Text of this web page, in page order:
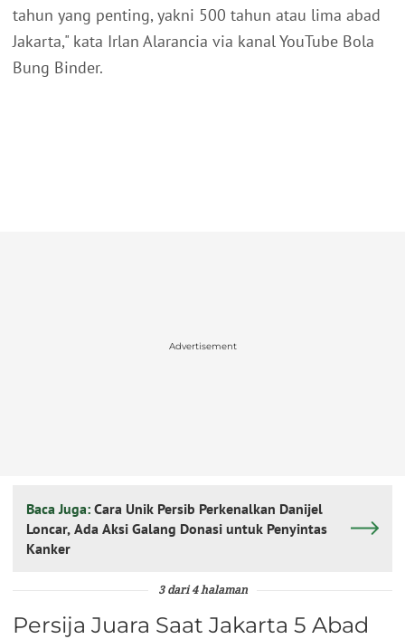
tahun yang penting, yakni 500 tahun atau lima abad
Jakarta," kata Irlan Alarancia via kanal YouTube Bola
Bung Binder.
Advertisement
Baca Juga: Cara Unik Persib Perkenalkan Danijel
Loncar, Ada Aksi Galang Donasi untuk Penyintas
Kanker
3 dari 4 halaman
Persija Juara Saat Jakarta 5 Abad